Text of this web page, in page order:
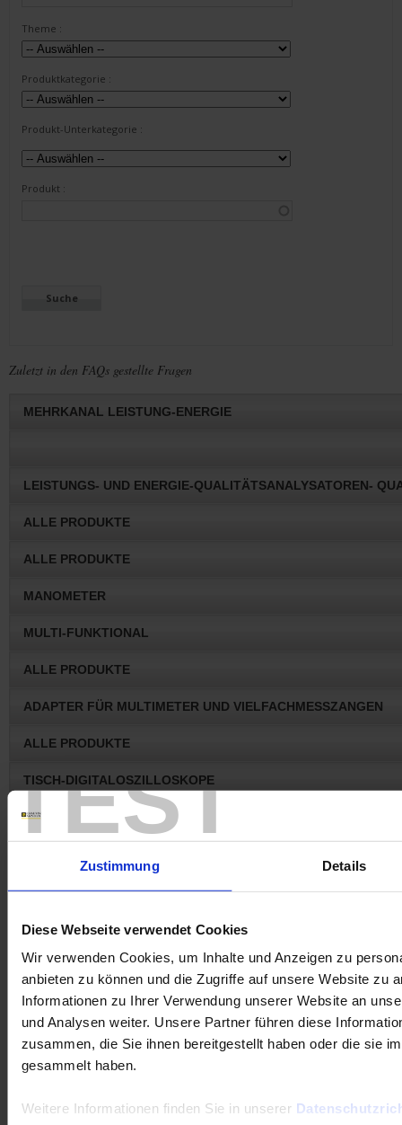
TEST
Zustimmung Details
Diese Webseite verwendet Cookies
Wir verwenden Cookies, um Inhalte und Anzeigen zu
anbieten zu können und die Zugriffe auf unsere Website zu
Informationen zu Ihrer Verwendung unserer Website an
und Analysen weiter. Unsere Partner führen diese
zusammen, die Sie ihnen bereitgestellt haben oder die sie
gesammelt haben.
Weitere Informationen finden Sie in unserer
Theme :
Produktkategorie :
Produkt-Unterkategorie :
Produkt :
Zuletzt in den FAQs gestellte Fragen
MEHRKANAL LEISTUNG-ENERGIE
LEISTUNGS- UND ENERGIE-QUALITÄTSANALYSATOREN-
ALLE PRODUKTE
ALLE PRODUKTE
MANOMETER
MULTI-FUNKTIONAL
ALLE PRODUKTE
ADAPTER FÜR MULTIMETER UND VIELFACHMESSZANGEN
ALLE PRODUKTE
TISCH-DIGITALOSZILLOSKOPE
PRODUITS OBSOLÈTES
Frage an einen Service-Techniker
Firmware CA8345 CA6161 F407 PEL102